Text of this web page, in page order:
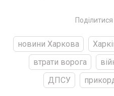
Поділитися
новини Харкова
втрати ворога
ДПСУ